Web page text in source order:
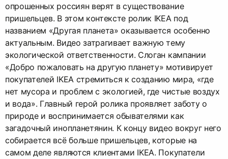
опрошенных россиян верят в существование
пришельцев. В этом контексте ролик IKEA под
названием «Другая планета» оказывается особенно
актуальным. Видео затрагивает важную тему
экологической ответственности. Слоган кампании
«Добро пожаловать на другую планету» мотивирует
покупателей IKEA стремиться к созданию мира, «где
нет мусора и проблем с экологией, где чистые воздух
и вода». Главный герой ролика проявляет заботу о
природе и воспринимается обывателями как
загадочный инопланетянин. К концу видео вокруг него
собирается всё больше пришельцев, которые на
самом деле являются клиентами IKEA. Покупатели